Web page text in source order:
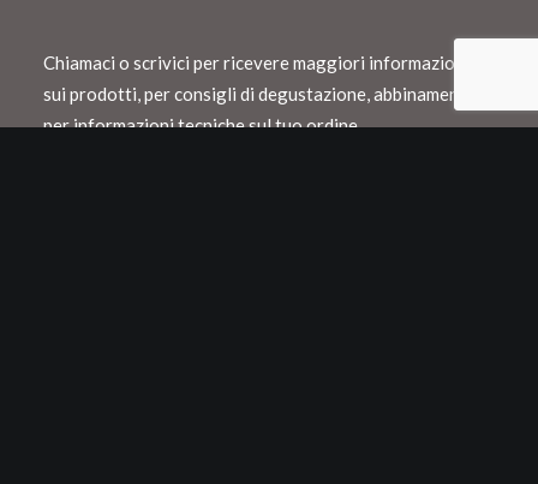
Chiamaci o scrivici per ricevere maggiori informazioni
sui prodotti, per consigli di degustazione, abbinamento o
per informazioni tecniche sul tuo ordine.